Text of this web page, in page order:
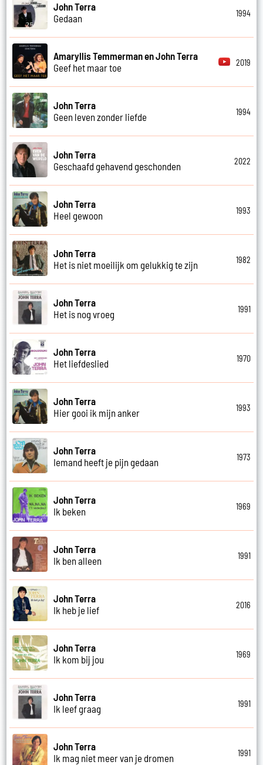
John Terra
Gedaan
1994
Amaryllis Temmerman en John Terra
Geef het maar toe
2019
John Terra
Geen leven zonder liefde
1994
John Terra
Geschaafd gehavend geschonden
2022
John Terra
Heel gewoon
1993
John Terra
Het is niet moeilijk om gelukkig te zijn
1982
John Terra
Het is nog vroeg
1991
John Terra
Het liefdeslied
1970
John Terra
Hier gooi ik mijn anker
1993
John Terra
Iemand heeft je pijn gedaan
1973
John Terra
Ik beken
1969
John Terra
Ik ben alleen
1991
John Terra
Ik heb je lief
2016
John Terra
Ik kom bij jou
1969
John Terra
Ik leef graag
1991
John Terra
Ik mag niet meer van je dromen
1991